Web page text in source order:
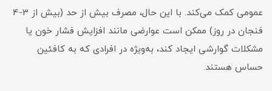
عمومی کمک می‌کند. با این حال، مصرف بیش از حد (بیش از 3-4
فنجان در روز) ممکن است عوارضی مانند افزایش فشار خون یا
مشکلات گوارشی ایجاد کند، به‌ویژه در افرادی که به کافئین
حساس هستند.